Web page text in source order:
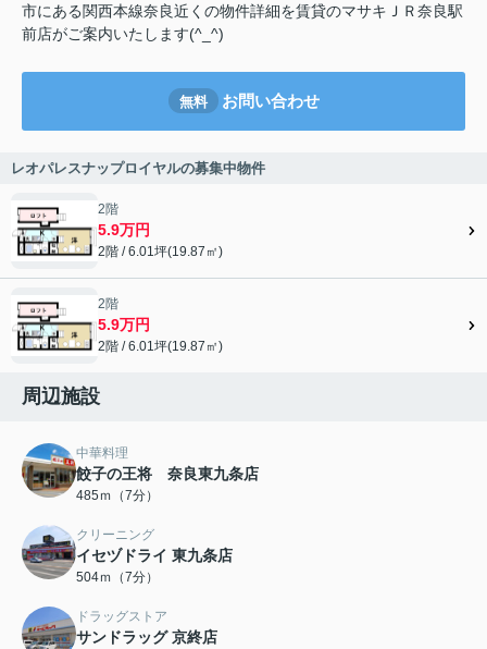
市にある関西本線奈良近くの物件詳細を賃貸のマサキＪＲ奈良駅
前店がご案内いたします(^_^)
無料 お問い合わせ
レオパレスナップロイヤルの募集中物件
2階
5.9万円
2階 / 6.01坪(19.87㎡)
2階
5.9万円
2階 / 6.01坪(19.87㎡)
周辺施設
中華料理
餃子の王将 奈良東九条店
485ｍ（7分）
クリーニング
イセヅドライ 東九条店
504ｍ（7分）
ドラッグストア
サンドラッグ 京終店